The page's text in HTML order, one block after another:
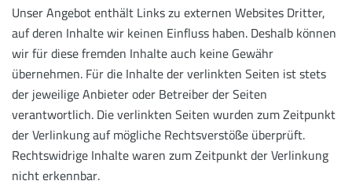
Unser Angebot enthält Links zu externen Websites Dritter,
auf deren Inhalte wir keinen Einfluss haben. Deshalb können
wir für diese fremden Inhalte auch keine Gewähr
übernehmen. Für die Inhalte der verlinkten Seiten ist stets
der jeweilige Anbieter oder Betreiber der Seiten
verantwortlich. Die verlinkten Seiten wurden zum Zeitpunkt
der Verlinkung auf mögliche Rechtsverstöße überprüft.
Rechtswidrige Inhalte waren zum Zeitpunkt der Verlinkung
nicht erkennbar.